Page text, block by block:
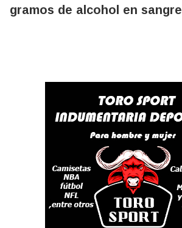
gramos de alcohol en sangre